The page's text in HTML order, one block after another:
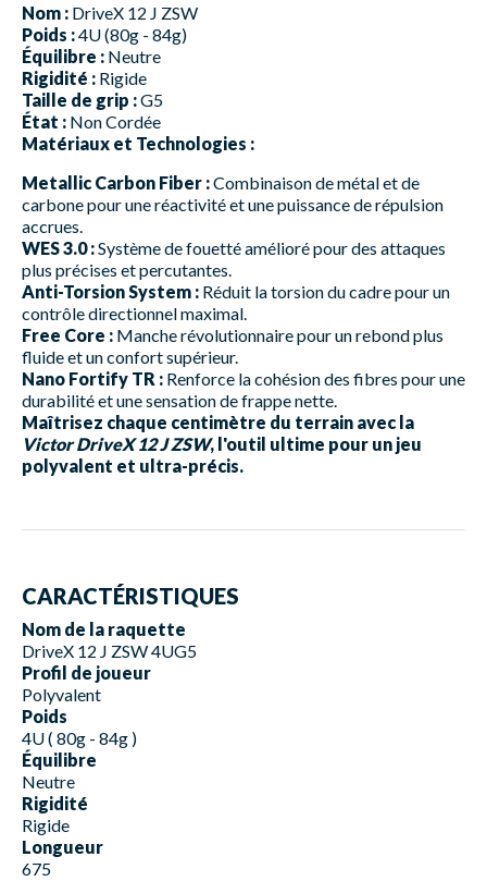
Nom : DriveX 12 J ZSW
Poids :4U (80g - 84g)
Équilibre : Neutre
Rigidité : Rigide
Taille de grip :G5
État : Non Cordée
Matériaux et Technologies :
Metallic Carbon Fiber :Combinaison de métal et de
carbone pour une réactivité et une puissance de répulsion
accrues.
WES 3.0 :Système de fouetté amélioré pour des attaques
plus précises et percutantes.
Anti-Torsion System : Réduit la torsion du cadre pour un
contrôle directionnel maximal.
Free Core : Manche révolutionnaire pour un rebond plus
fluide et un confort supérieur.
Nano Fortify TR : Renforce la cohésion des fibres pour une
durabilité et une sensation de frappe nette.
Maîtrisez chaque centimètre du terrain avec la
Victor DriveX 12 J ZSW, l'outil ultime pour un jeu
polyvalent et ultra-précis.
CARACTÉRISTIQUES
Nom de la raquette
DriveX 12 J ZSW 4UG5
Profil de joueur
Polyvalent
Poids
4U ( 80g - 84g )
Équilibre
Neutre
Rigidité
Rigide
Longueur
675